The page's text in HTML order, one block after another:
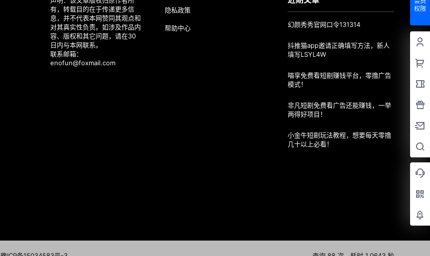
权限
有，转载目的在于传递更多信
息，并不代表本网赞同其观点和
对其真实性负责。如涉及作品内
容、版权和其它问题，请在30
日内与本网联系。
联系邮箱：
enofun@foxmail.com
隐私政策
帮助中心 幻颜秀秀官网口令131314
抖推猫app邀请正确填写方法，新人
填写LSYL4W
喵享免费看短剧赚钱平台，零撸广告
模式！
非凡短剧免费看广告还能赚钱，一举
两得好项目！
小金牛短剧玩法教程，想要每天零撸
几十以上必看！